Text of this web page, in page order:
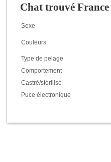
Chat trouvé France
Sexe
Couleurs
Type de pelage
Comportement
Castré/stérilisé
Puce électronique